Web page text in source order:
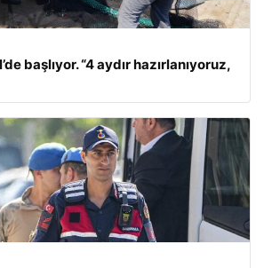
başlıyor. “4 aydır hazırlanıyoruz,